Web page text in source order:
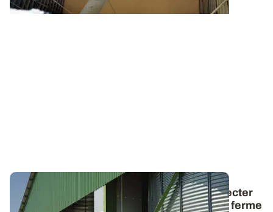
Céréales humides - Les consignes à respecter
pour réaliser une ventilation séchante à la ferme